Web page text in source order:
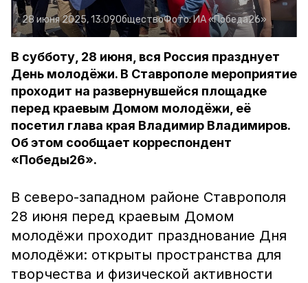
28 июня 2025, 13:09ОбществоФото:ИА «Победа26»
В субботу, 28 июня, вся Россия празднует
День молодёжи. В Ставрополе мероприятие
проходит на развернувшейся площадке
перед краевым Домом молодёжи, её
посетил глава края Владимир Владимиров.
Об этом сообщает корреспондент
«Победы26».
В северо-западном районе Ставрополя
28 июня перед краевым Домом
молодёжи проходит празднование Дня
молодёжи: открыты пространства для
творчества и физической активности